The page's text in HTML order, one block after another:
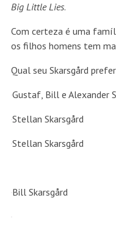
Big Little Lies.
Com certeza é uma
os filhos homens tem
Qual seu Skarsgård
Gustaf, Bill e Alexander
Stellan Skarsgård
Stellan Skarsgård
Bill Skarsgård